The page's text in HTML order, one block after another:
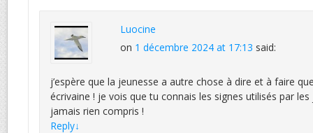
Luocine
on 1 décembre 2024 at 17:13 said:
j’espère que la jeunesse a autre chose à dire et à faire
écrivaine ! je vois que tu connais les signes utilisés par les
jamais rien compris !
Reply↓